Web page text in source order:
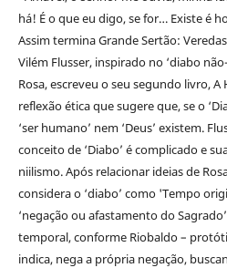
há! É o que eu digo, se for… Existe é
Assim termina Grande Sertão:
Vilém Flusser, inspirado no ‘diabo
Rosa, escreveu o seu segundo livro,
reflexão ética que sugere que, se o
‘ser humano’ nem ‘Deus’ existem.
conceito de ‘Diabo’ é complicado e
niilismo. Após relacionar ideias de
considera o ‘diabo’ como 'Tempo
‘negação ou afastamento do
temporal, conforme Riobaldo –
indica, nega a própria negação,